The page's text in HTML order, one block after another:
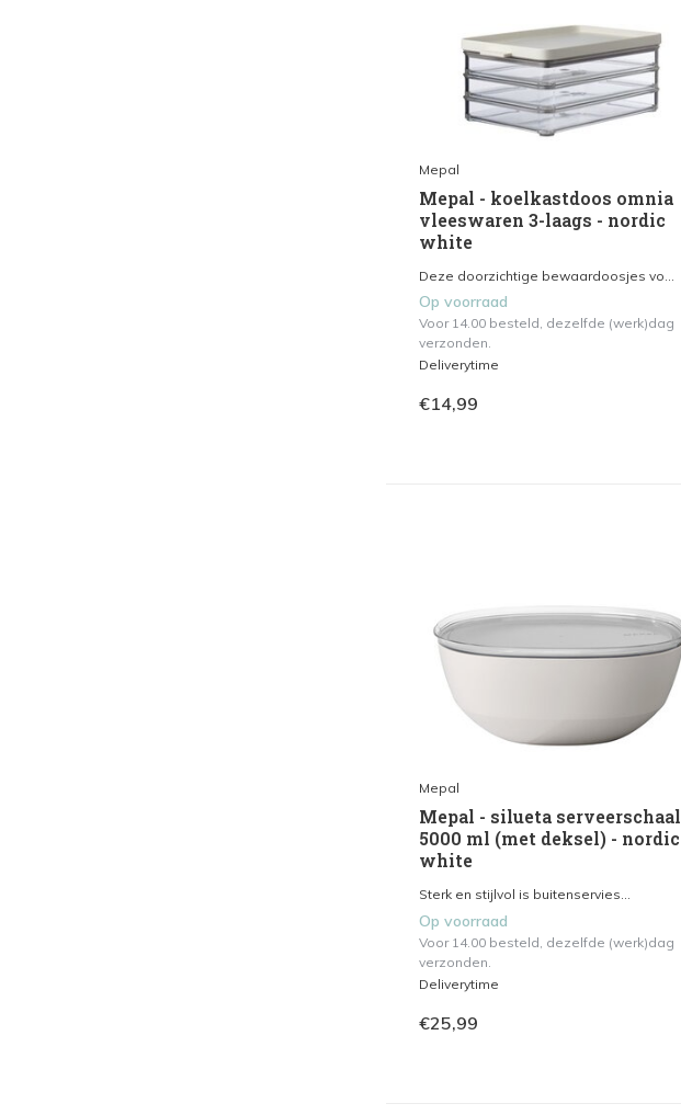
Mepal
Mepal - koelkastdoos omnia
vleeswaren 3-laags - nordic
white
Deze doorzichtige bewaardoosjes vo...
Op voorraad
Voor 14.00 besteld, dezelfde (werk)dag
verzonden.
Deliverytime
€14,99
Mepal
Mepal - silueta serveerschaal
5000 ml (met deksel) - nordic
white
Sterk en stijlvol is buitenservies...
Op voorraad
Voor 14.00 besteld, dezelfde (werk)dag
verzonden.
Deliverytime
€25,99